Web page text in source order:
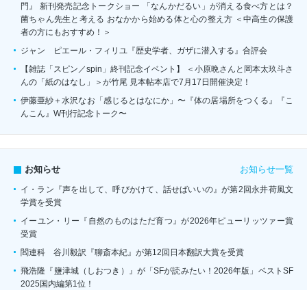
門』 新刊発売記念トークショー 「なんかだるい」が消える食べ方とは？
菌ちゃん先生と考える おなかから始める体と心の整え方 ＜中高生の保護
者の方にもおすすめ！＞
ジャン゠ピエール・フィリユ『歴史学者、ガザに潜入する』合評会
【雑誌「スピン／spin」終刊記念イベント】 ＜小原晩さんと岡本太玖斗さ
んの「紙のはなし」＞が竹尾 見本帖本店で7月17日開催決定！
伊藤亜紗＋水沢なお「感じるとはなにか」〜『体の居場所をつくる』『こ
んこん』W刊行記念トーク〜
お知らせ お知らせ一覧
イ・ラン『声を出して、呼びかけて、話せばいいの』が第2回永井荷風文
学賞を受賞
イーユン・リー『自然のものはただ育つ』が2026年ピューリッツァー賞
受賞
閻連科 谷川毅訳『聊斎本紀』が第12回日本翻訳大賞を受賞
飛浩隆『鹽津城（しおつき）』が「SFが読みたい！2026年版」ベストSF
2025国内編第1位！